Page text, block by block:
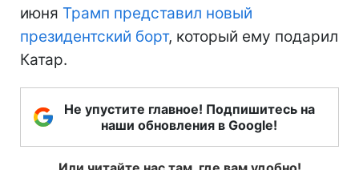
июня Трамп представил новый
президентский борт, который ему подарил
Катар.
Не упустите главное! Подпишитесь на
наши обновления в Google!